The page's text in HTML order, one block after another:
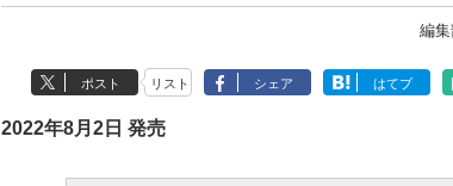
編
ポスト リスト シェア はてブ
2022年8月2日 発売